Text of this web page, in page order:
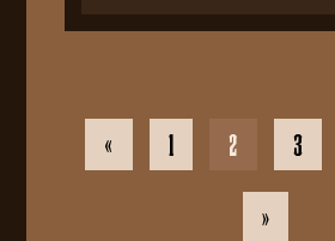
« 1 2 3
»